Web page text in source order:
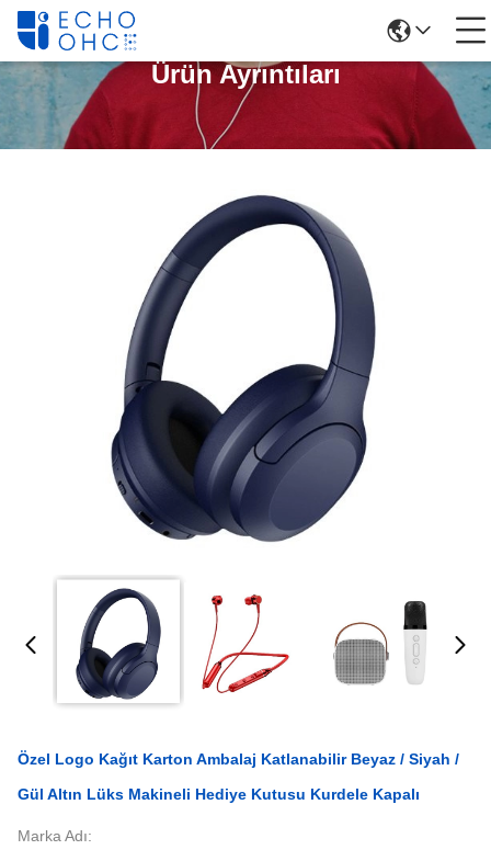
Ürün Ayrıntıları
Özel Logo Kağıt Karton Ambalaj Katlanabilir Beyaz / Siyah /
Gül Altın Lüks Makineli Hediye Kutusu Kurdele Kapalı
Marka Adı: